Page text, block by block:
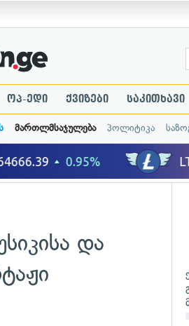
ოპ-ედი ქვიზები საკითხავი
მართლმსაჯულება პოლიტიკა
და